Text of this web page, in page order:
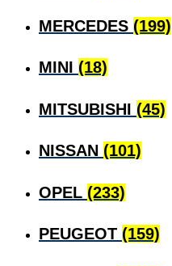
MERCEDES (199)
MINI (18)
MITSUBISHI (45)
NISSAN (101)
OPEL (233)
PEUGEOT (159)